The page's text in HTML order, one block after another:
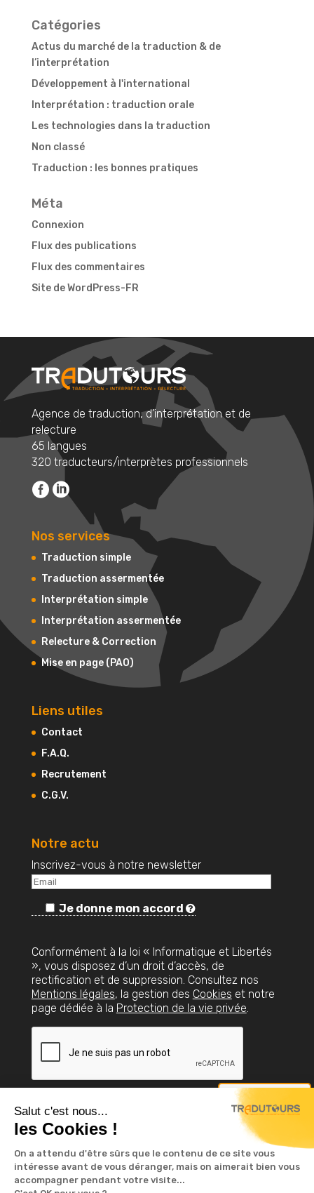
Catégories
Actus du marché de la traduction & de
l’interprétation
Développement à l'international
Interprétation : traduction orale
Les technologies dans la traduction
Non classé
Traduction : les bonnes pratiques
Méta
Connexion
Flux des publications
Flux des commentaires
Site de WordPress-FR
Agence de traduction, d’interprétation et de
relecture
65 langues
320 traducteurs/interprètes professionnels
Nos services
Traduction simple
Traduction assermentée
Interprétation simple
Interprétation assermentée
Relecture & Correction
Mise en page (PAO)
Liens utiles
Contact
F.A.Q.
Recrutement
C.G.V.
Notre actu
Inscrivez-vous à notre newsletter
Je donne mon accord
Conformément à la loi « Informatique et Libertés
», vous disposez d’un droit d’accès, de
rectification et de suppression. Consultez nos
Mentions légales, la gestion des Cookies et notre
page dédiée à la Protection de la vie privée.
Nous contacter
Salut c'est nous...
les Cookies !
On a attendu d'être sûrs que le contenu de ce site vous
intéresse avant de vous déranger, mais on aimerait bien vous
accompagner pendant votre visite...